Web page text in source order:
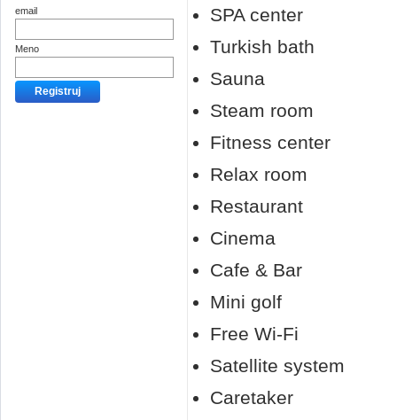
email
Meno
SPA center
Turkish bath
Sauna
Steam room
Fitness center
Relax room
Restaurant
Cinema
Cafe & Bar
Mini golf
Free Wi-Fi
Satellite system
Caretaker